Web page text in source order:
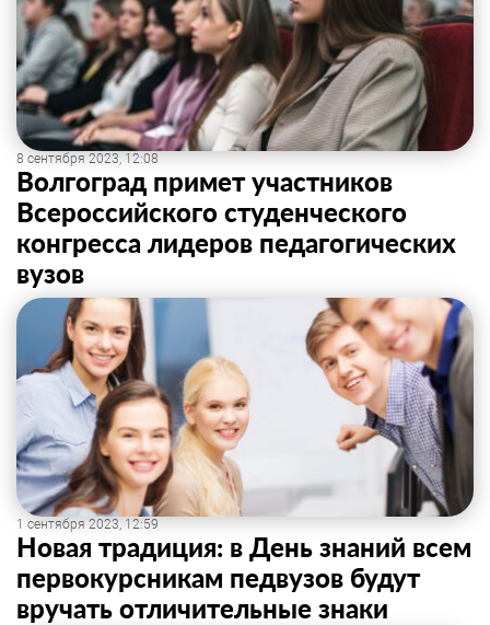
8 сентября 2023, 12:08
Волгоград примет участников
Всероссийского студенческого
конгресса лидеров педагогических
вузов
1 сентября 2023, 12:59
Новая традиция: в День знаний всем
первокурсникам педвузов будут
вручать отличительные знаки